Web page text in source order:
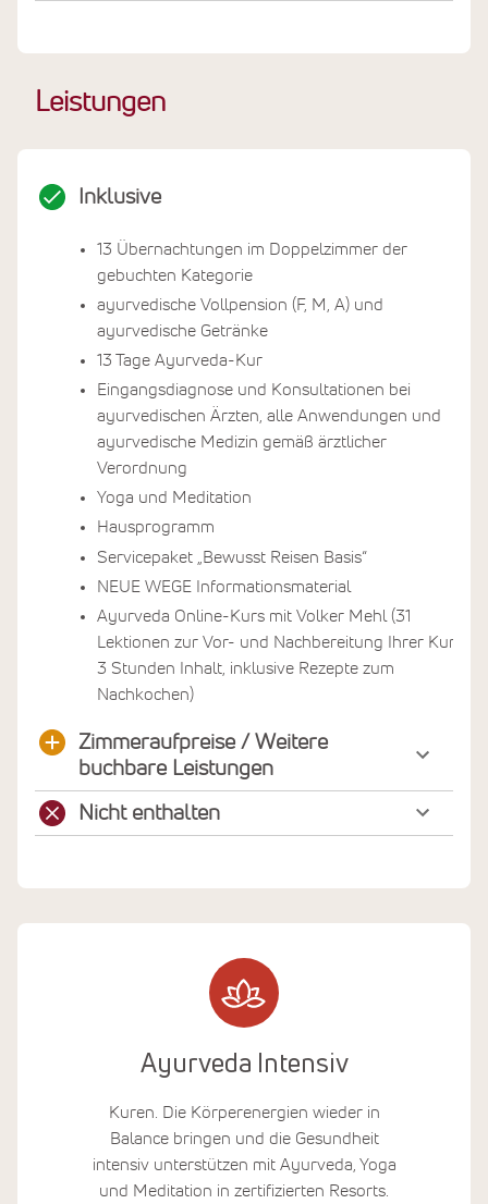
Ayurveda Intensiv
Kuren. Die Körperenergien wieder in
Balance bringen und die Gesundheit
intensiv unterstützen mit Ayurveda, Yoga
und Meditation in zertifizierten Resorts.
Leistungen
Inklusive
13 Übernachtungen im Doppelzimmer der
gebuchten Kategorie
ayurvedische Vollpension (F, M, A) und
ayurvedische Getränke
13 Tage Ayurveda-Kur
Eingangsdiagnose und Konsultationen bei
ayurvedischen Ärzten, alle Anwendungen und
ayurvedische Medizin gemäß ärztlicher
Verordnung
Yoga und Meditation
Hausprogramm
Servicepaket „Bewusst Reisen Basis“
NEUE WEGE Informationsmaterial
Ayurveda Online-Kurs mit Volker Mehl (31
Lektionen zur Vor- und Nachbereitung Ihrer Kur,
3 Stunden Inhalt, inklusive Rezepte zum
Nachkochen)
Zimmeraufpreise / Weitere
buchbare Leistungen
Nicht enthalten